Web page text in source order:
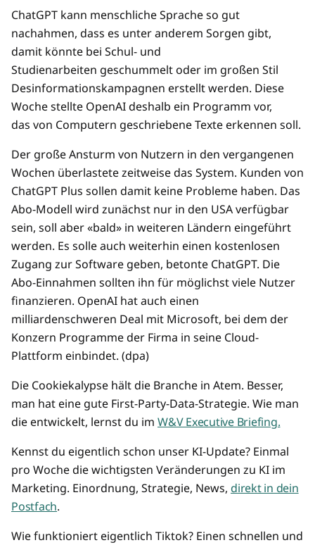
ChatGPT kann menschliche Sprache so gut
nachahmen, dass es unter anderem Sorgen gibt,
damit könnte bei Schul- und
Studienarbeiten geschummelt oder im großen Stil
Desinformationskampagnen erstellt werden. Diese
Woche stellte OpenAI deshalb ein Programm vor,
das von Computern geschriebene Texte erkennen soll.
Der große Ansturm von Nutzern in den vergangenen
Wochen überlastete zeitweise das System. Kunden von
ChatGPT Plus sollen damit keine Probleme haben. Das
Abo-Modell wird zunächst nur in den USA verfügbar
sein, soll aber «bald» in weiteren Ländern eingeführt
werden. Es solle auch weiterhin einen kostenlosen
Zugang zur Software geben, betonte ChatGPT. Die
Abo-Einnahmen sollten ihn für möglichst viele Nutzer
finanzieren. OpenAI hat auch einen
milliardenschweren Deal mit Microsoft, bei dem der
Konzern Programme der Firma in seine Cloud-
Plattform einbindet. (dpa)
Die Cookiekalypse hält die Branche in Atem. Besser,
man hat eine gute First-Party-Data-Strategie. Wie man
die entwickelt, lernst du im W&V Executive Briefing.
Kennst du eigentlich schon unser KI-Update? Einmal
pro Woche die wichtigsten Veränderungen zu KI im
Marketing. Einordnung, Strategie, News, direkt in dein
Postfach.
Wie funktioniert eigentlich Tiktok? Einen schnellen und